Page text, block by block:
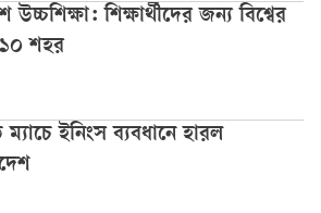
উচ্চশিক্ষা: শিক্ষার্থীদের জন্য বিশ্বের
শহর
ম্যাচে ইনিংস ব্যবধানে হারল